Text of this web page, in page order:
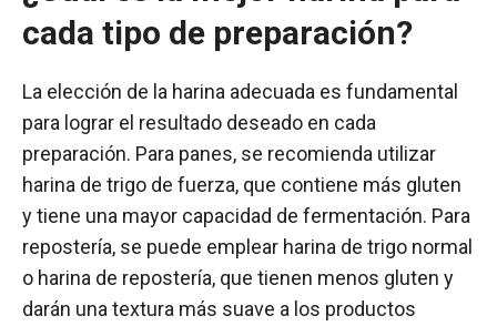
cada tipo de preparación?
La elección de la harina adecuada es fundamental
para lograr el resultado deseado en cada
preparación. Para panes, se recomienda utilizar
harina de trigo de fuerza, que contiene más gluten
y tiene una mayor capacidad de fermentación. Para
repostería, se puede emplear harina de trigo normal
o harina de repostería, que tienen menos gluten y
darán una textura más suave a los productos